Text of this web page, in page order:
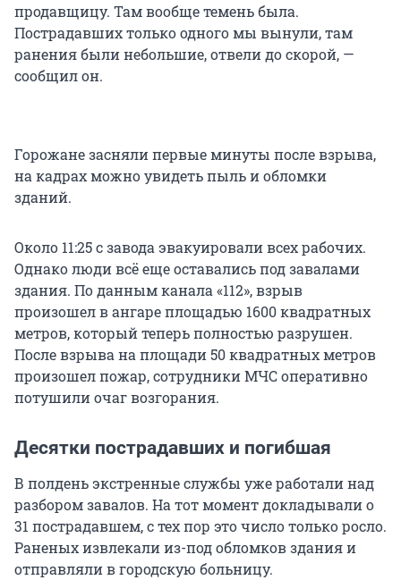
продавщицу. Там вообще темень была.
Пострадавших только одного мы вынули, там
ранения были небольшие, отвели до скорой, —
сообщил он.
Горожане засняли первые минуты после взрыва,
на кадрах можно увидеть пыль и обломки
зданий.
Около 11:25 с завода эвакуировали всех рабочих.
Однако люди всё еще оставались под завалами
здания. По данным канала «112», взрыв
произошел в ангаре площадью 1600 квадратных
метров, который теперь полностью разрушен.
После взрыва на площади 50 квадратных метров
произошел пожар, сотрудники МЧС оперативно
потушили очаг возгорания.
Десятки пострадавших и погибшая
В полдень экстренные службы уже работали над
разбором завалов. На тот момент докладывали о
31 пострадавшем, с тех пор это число только росло.
Раненых извлекали из-под обломков здания и
отправляли в городскую больницу.